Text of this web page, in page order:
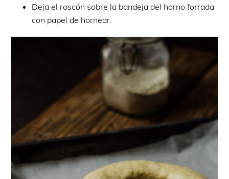
Deja el roscón sobre la bandeja del horno forrada
con papel de hornear.